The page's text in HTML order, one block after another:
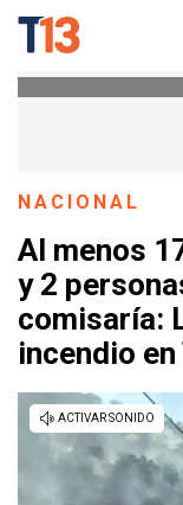
NACIONAL
Al menos
y 2
comisaría:
incendio